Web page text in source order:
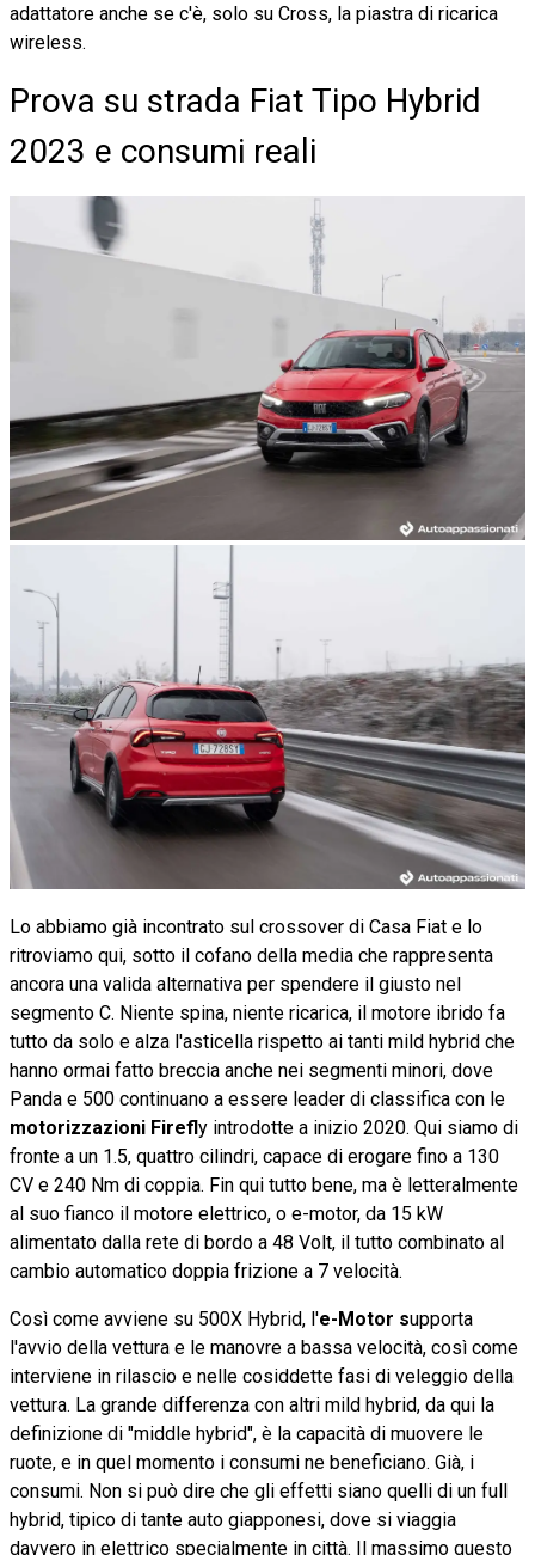
adattatore anche se c'è, solo su Cross, la piastra di ricarica
wireless.
Prova su strada Fiat Tipo Hybrid
2023 e consumi reali
Lo abbiamo già incontrato sul crossover di Casa Fiat e lo
ritroviamo qui, sotto il cofano della media che rappresenta
ancora una valida alternativa per spendere il giusto nel
segmento C. Niente spina, niente ricarica, il motore ibrido fa
tutto da solo e alza l'asticella rispetto ai tanti mild hybrid che
hanno ormai fatto breccia anche nei segmenti minori, dove
Panda e 500 continuano a essere leader di classifica con le
motorizzazioni Firefly introdotte a inizio 2020. Qui siamo di
fronte a un 1.5, quattro cilindri, capace di erogare fino a 130
CV e 240 Nm di coppia. Fin qui tutto bene, ma è letteralmente
al suo fianco il motore elettrico, o e-motor, da 15 kW
alimentato dalla rete di bordo a 48 Volt, il tutto combinato al
cambio automatico doppia frizione a 7 velocità.
Così come avviene su 500X Hybrid, l'e-Motor supporta
l'avvio della vettura e le manovre a bassa velocità, così come
interviene in rilascio e nelle cosiddette fasi di veleggio della
vettura. La grande differenza con altri mild hybrid, da qui la
definizione di "middle hybrid", è la capacità di muovere le
ruote, e in quel momento i consumi ne beneficiano. Già, i
consumi. Non si può dire che gli effetti siano quelli di un full
hybrid, tipico di tante auto giapponesi, dove si viaggia
davvero in elettrico specialmente in città. Il massimo questo